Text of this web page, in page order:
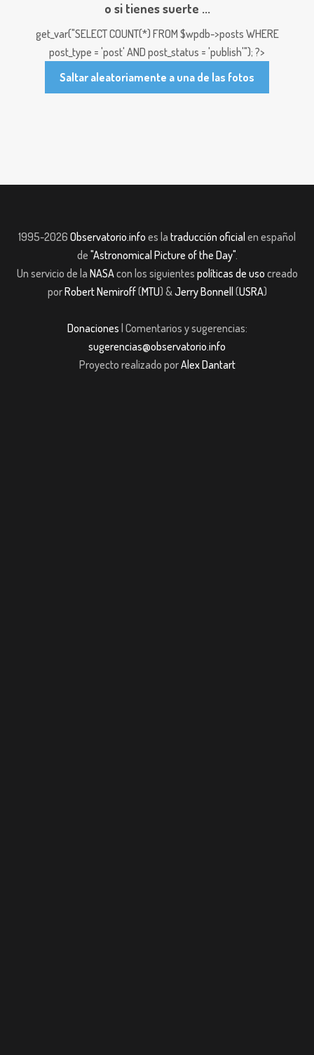
o si tienes suerte ...
get_var("SELECT COUNT(*) FROM $wpdb->posts WHERE
post_type = 'post' AND post_status = 'publish'"); ?>
Saltar aleatoriamente a una de las fotos
1995-2026 Observatorio.info es la traducción oficial en español
de "Astronomical Picture of the Day".
Un servicio de la NASAcon los siguientes políticas de uso creado
porRobert Nemiroff(MTU) &Jerry Bonnell (USRA)
Donaciones | Comentarios y sugerencias:
sugerencias@observatorio.info
Proyecto realizado porAlex Dantart